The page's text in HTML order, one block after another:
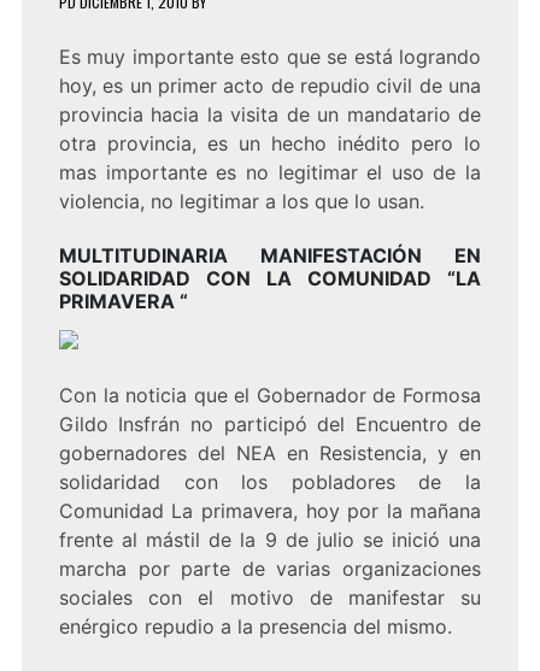
Es muy importante esto que se está logrando
hoy, es un primer acto de repudio civil de una
provincia hacia la visita de un mandatario de
otra provincia, es un hecho inédito pero lo
mas importante es no legitimar el uso de la
violencia, no legitimar a los que lo usan.
MULTITUDINARIA MANIFESTACIÓN EN
SOLIDARIDAD CON LA COMUNIDAD “LA
PRIMAVERA “
Con la noticia que el Gobernador de Formosa
Gildo Insfrán no participó del Encuentro de
gobernadores del NEA en Resistencia, y en
solidaridad con los pobladores de la
Comunidad La primavera, hoy por la mañana
frente al mástil de la 9 de julio se inició una
marcha por parte de varias organizaciones
sociales con el motivo de manifestar su
enérgico repudio a la presencia del mismo.